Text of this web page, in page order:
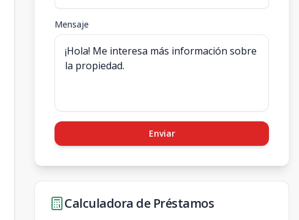
Mensaje
Enviar
Calculadora de Préstamos